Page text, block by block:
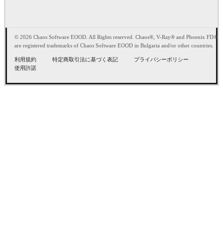
© 2026 Chaos Software EOOD. All Rights reserved. Chaos®, V-Ray® and Phoenix FD®
are registered trademarks of Chaos Software EOOD in Bulgaria and/or other countries.
利用規約 特定商取引法に基づく表記
プライバシーポリシー
使用許諾